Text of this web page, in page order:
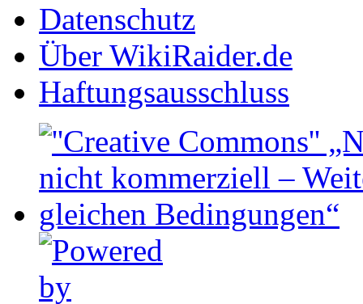
Datenschutz
Über WikiRaider.de
Haftungsausschluss